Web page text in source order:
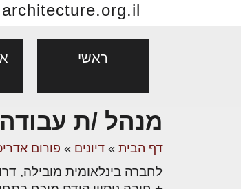
architecture.org.il
ראשי
אדריכלות: פרוגרמות,
מחקר ועיון
פורום אדריכלות,
ובניה
יעוץ מקצועי לבונים,
מנהל /ת
דף הבית » דיונים » פורום
לחברה בינלאומית מובילה,